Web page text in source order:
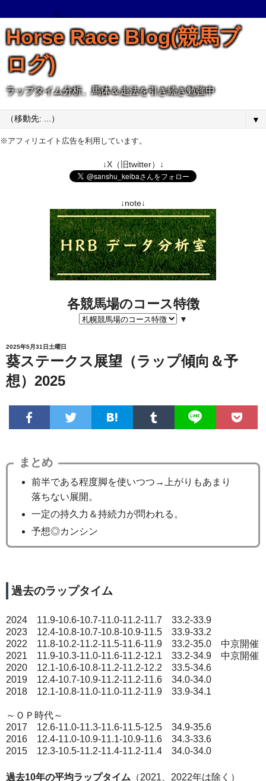
Horse Race Blog(競馬ブ
ログ)
ラップタイム分析、馬体＆走法を引き続き勉強中
▼
※アフィリエイト広告を利用しています。
↓X（旧twitter）↓
↓note↓
各競馬場のコース特徴
▼
2025年5月31日土曜日
葵ステークス展望（ラップ傾向＆予
想）2025
まとめ
前半である程度脚を使いつつ→上がりもあまり
落ちない展開。
一定の持久力＆持続力が問われる。
予想◎カンシン
過去のラップタイム
2024 11.9-10.6-10.7-11.0-11.2-11.7 33.2-33.9
2023 12.4-10.8-10.7-10.8-10.9-11.5 33.9-33.2
2022 11.8-10.2-11.2-11.5-11.6-11.9 33.2-35.0 中京開催
2021 11.9-10.3-11.0-11.6-11.2-12.1 33.2-34.9 中京開催
2020 12.1-10.6-10.8-11.2-11.2-12.2 33.5-34.6
2019 12.4-10.7-10.9-11.2-11.2-11.6 34.0-34.0
2018 12.1-10.8-11.0-11.0-11.2-11.9 33.9-34.1
～ＯＰ時代～
2017 12.6-11.0-11.3-11.6-11.5-12.5 34.9-35.6
2016 12.4-11.0-10.9-11.1-10.9-11.6 34.3-33.6
2015 12.3-10.5-11.2-11.4-11.2-11.4 34.0-34.0
過去10年の平均ラップタイム （2021、2022年は除く）